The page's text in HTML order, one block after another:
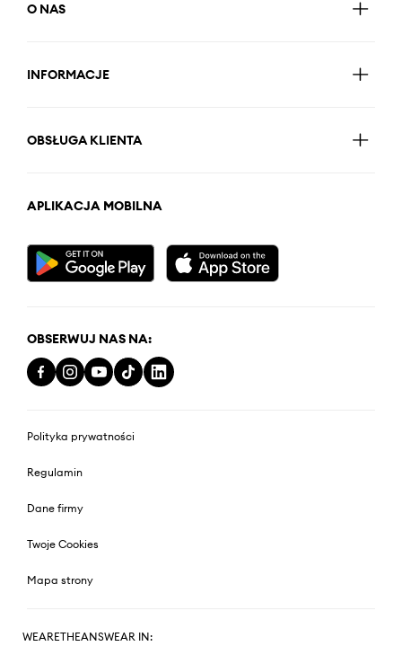
O NAS
INFORMACJE
OBSŁUGA KLIENTA
APLIKACJA MOBILNA
OBSERWUJ NAS NA:
Polityka prywatności
Regulamin
Dane firmy
Twoje Cookies
Mapa strony
WEARETHEANSWEAR IN: